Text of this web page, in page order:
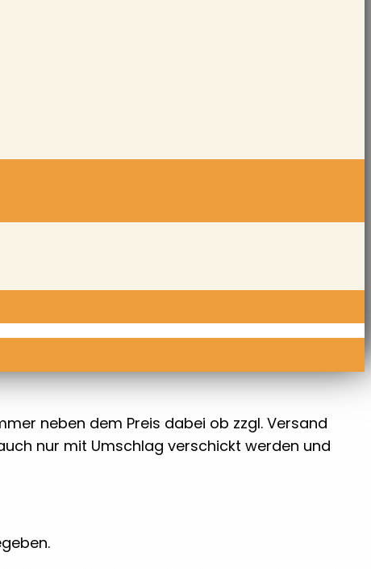
neben dem Preis dabei ob zzgl. Versand
nur mit Umschlag verschickt werden und